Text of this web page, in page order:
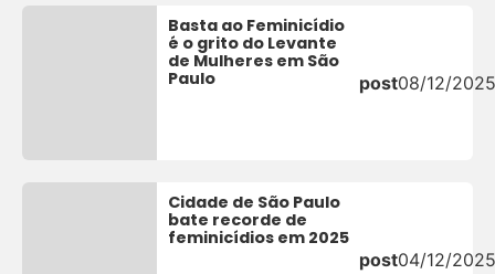
Basta ao Feminicídio
é o grito do Levante
de Mulheres em São
Paulo
post08/12/
Cidade de São Paulo
bate recorde de
feminicídios em 2025
post04/12/